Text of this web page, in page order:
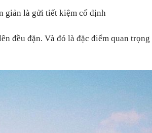
giản là gửi tiết kiệm cố định
đều đặn. Và đó là đặc điểm quan trọng